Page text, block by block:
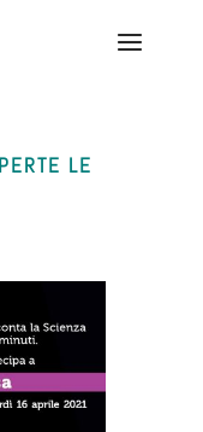
LE